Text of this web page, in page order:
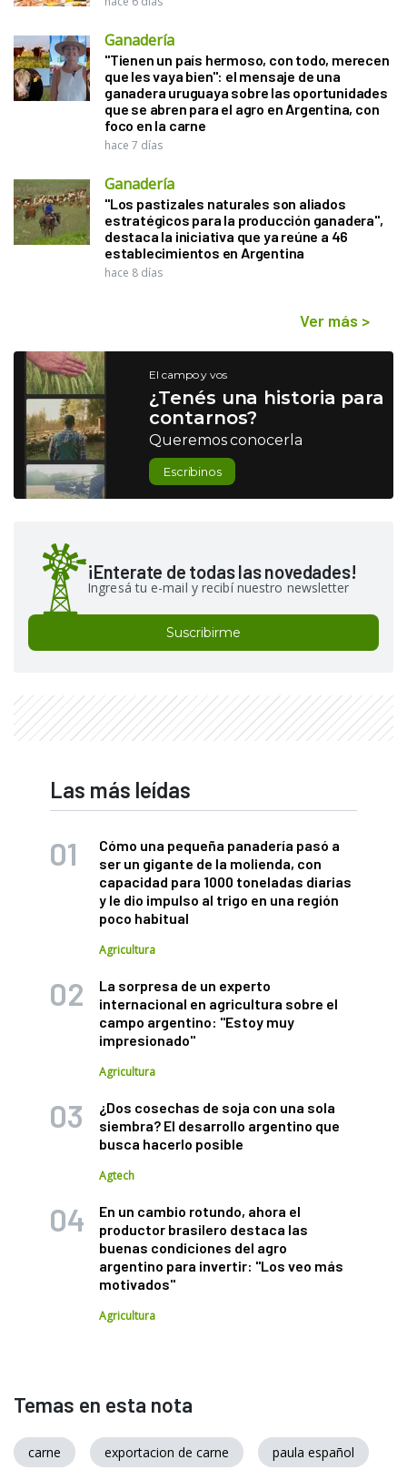
Ganadería
"Tienen un país hermoso, con todo, merecen
que les vaya bien": el mensaje de una
ganadera uruguaya sobre las oportunidades
que se abren para el agro en Argentina, con
foco en la carne
hace 7 días
Ganadería
"Los pastizales naturales son aliados
estratégicos para la producción ganadera",
destaca la iniciativa que ya reúne a 46
establecimientos en Argentina
hace 8 días
Ver más >
El campo y vos
¿Tenés una historia para
contarnos?
Queremos conocerla
Escribinos
¡Enterate de todas las novedades!
Ingresá tu e-mail y recibí nuestro newsletter
Suscribirme
Las más leídas
Cómo una pequeña panadería pasó a
ser un gigante de la molienda, con
capacidad para 1000 toneladas diarias
y le dio impulso al trigo en una región
poco habitual
Agricultura
La sorpresa de un experto
internacional en agricultura sobre el
campo argentino: "Estoy muy
impresionado"
Agricultura
¿Dos cosechas de soja con una sola
siembra? El desarrollo argentino que
busca hacerlo posible
Agtech
En un cambio rotundo, ahora el
productor brasilero destaca las
buenas condiciones del agro
argentino para invertir: "Los veo más
motivados"
Agricultura
Temas en esta nota
carne exportacion de carne paula español